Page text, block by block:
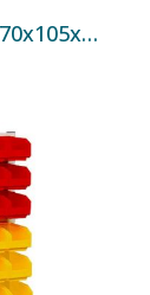
Bac à bec 5180075 - 170x105x75 mm - 1 L Bleu